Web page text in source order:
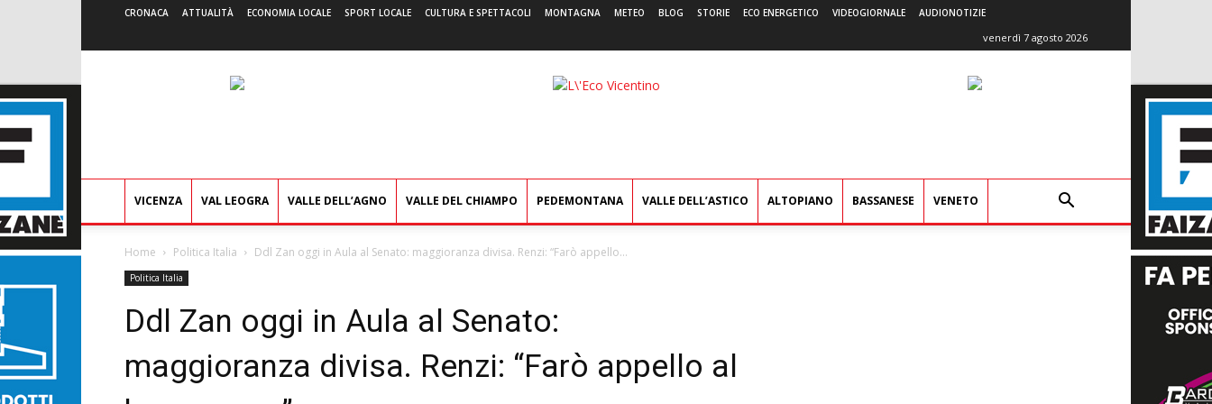
CRONACA ATTUALITÀ ECONOMIA LOCALE SPORT LOCALE CULTURA E SPETTACOLI MONTAGNA METEO BLOG STORIE ECO ENERGETICO VIDEOGIORNALE AUDIONOTIZIE
venerdì 7 agosto 2026
L'Eco
VICENZA VAL LEOGRA VALLE DELL’AGNO VALLE DEL CHIAMPO PEDEMONTANA VALLE DELL’ASTICO ALTOPIANO BASSANESE VENETO
Home Politica Italia Ddl Zan oggi in Aula al Senato: maggioranza divisa. Renzi: “Farò appello...
Politica Italia
Ddl Zan oggi in Aula al Senato:
maggioranza divisa. Renzi: “Farò appello al